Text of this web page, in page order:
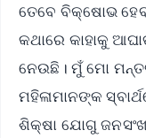
ତେବେ ବିକ୍ଷୋଭ
କଥାରେ କାହାକୁ
ନେଉଛି। ମୁଁ ମୋ
ମହିଳାମାନଙ୍କ
ଶିକ୍ଷା ଯୋଗୁ